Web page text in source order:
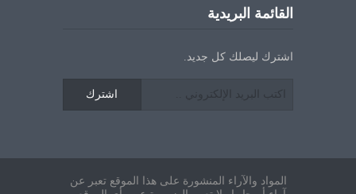
القائمة البريدية
اشترك ليصلك كل جديد.
اشترك
المواد والآراء المنشورة على هذا الموقع تعبر عن